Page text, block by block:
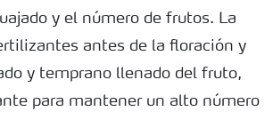
y el número de frutos. La
antes de la floración y
y temprano llenado del fruto,
para mantener un alto número